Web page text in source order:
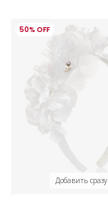
50% OFF
Добавить сразу